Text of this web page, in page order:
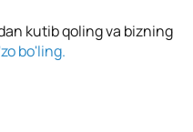
kutib qoling va bizning
bo'ling.